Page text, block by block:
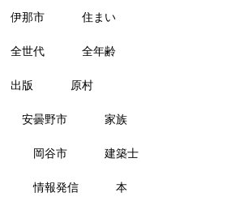
伊那市 住まい
全世代 全年齢
出版 原村
安曇野市 家族
岡谷市 建築士
情報発信 本